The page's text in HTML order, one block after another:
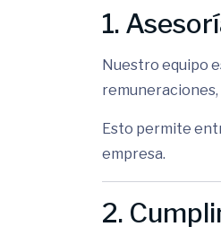
1.
Nuestro equipo
Esto permite
empresa.
2.